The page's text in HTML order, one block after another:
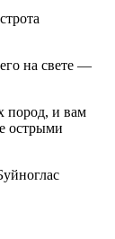
на свете —
пород, и вам
острыми